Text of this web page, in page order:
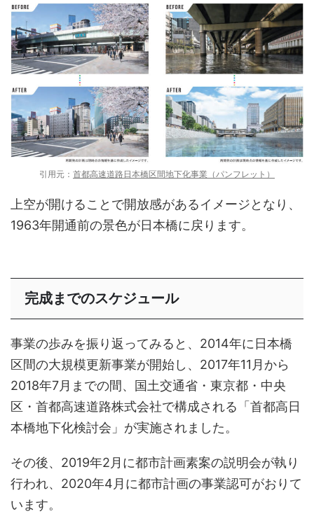
引用元： 首都高速道路日本橋区間地下化事業（パンフレット）
上空が開けることで開放感があるイメージとなり、
1963年開通前の景色が日本橋に戻ります。
完成までのスケジュール
事業の歩みを振り返ってみると、2014年に日本橋
区間の大規模更新事業が開始し、2017年11月から
2018年7月までの間、国土交通省・東京都・中央
区・首都高速道路株式会社で構成される「首都高日
本橋地下化検討会」が実施されました。
その後、2019年2月に都市計画素案の説明会が執り
行われ、2020年4月に都市計画の事業認可がおりて
います。